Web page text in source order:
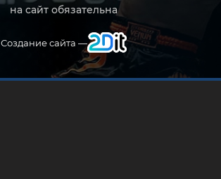
на сайт обязательна
Создание сайта —